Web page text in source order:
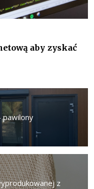
aby zyskać
pawilony
z